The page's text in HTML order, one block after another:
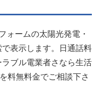
ォームの太陽光発電・
表示します。日通話料
ブル電業者さなら生活
料無料金でご相談下さ